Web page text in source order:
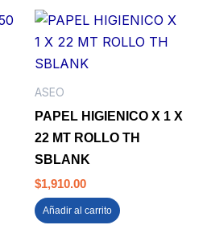
ASEO
PAPEL HIGIENICO X 1 X
22 MT ROLLO TH
SBLANK
$1,910.00
Añadir al carrito